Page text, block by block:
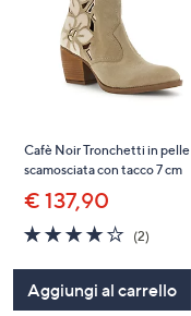
Cafè Noir Tronchetti in pelle
scamosciata con tacco 7 cm
€ 137,90
4.0
of
5
Stars
(2)
Aggiungi al carrello